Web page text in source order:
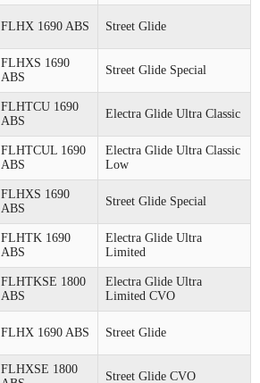
FLHX 1690 ABS Street Glide
FLHXS 1690
ABS
Street Glide Special
FLHTCU 1690
ABS
Electra Glide Ultra Classic
FLHTCUL 1690
ABS
Electra Glide Ultra Classic
Low
FLHXS 1690
ABS
Street Glide Special
FLHTK 1690
ABS
Electra Glide Ultra
Limited
FLHTKSE 1800
ABS
Electra Glide Ultra
Limited CVO
FLHX 1690 ABS Street Glide
FLHXSE 1800
Street Glide CVO